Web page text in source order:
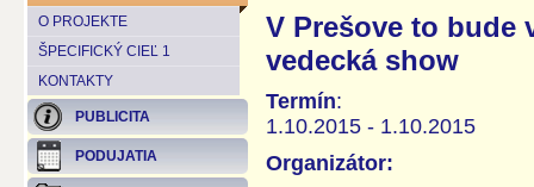
O PROJEKTE
ŠPECIFICKÝ CIEĽ 1
KONTAKTY
PUBLICITA
PODUJATIA
V Prešove to bude
vedecká show
Termín:
1.10.2015 - 1.10.2015
Organizátor: